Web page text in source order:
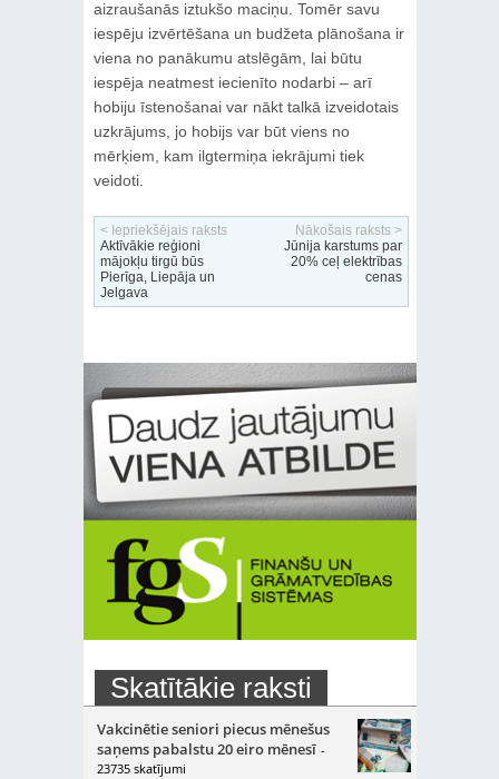
aizraušanās iztukšo maciņu. Tomēr savu
iespēju izvērtēšana un budžeta plānošana ir
viena no panākumu atslēgām, lai būtu
iespēja neatmest iecienīto nodarbi – arī
hobiju īstenošanai var nākt talkā izveidotais
uzkrājums, jo hobijs var būt viens no
mērķiem, kam ilgtermiņa iekrājumi tiek
veidoti.
< Iepriekšējais raksts
Aktīvākie reģioni
mājokļu tirgū būs
Pierīga, Liepāja un
Jelgava
Nākošais raksts >
Jūnija karstums par
20% ceļ elektrības
cenas
Skatītākie raksti
Vakcinētie seniori piecus mēnešus
saņems pabalstu 20 eiro mēnesī -
23735 skatījumi